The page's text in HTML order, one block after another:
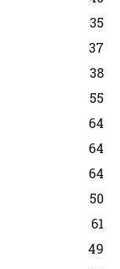
35
37
38
55
64
64
64
50
61
49